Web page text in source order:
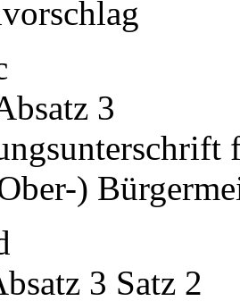
3
)
3 Satz 2